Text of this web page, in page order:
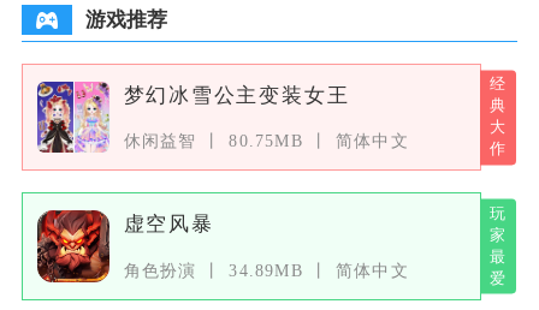
游戏推荐
梦幻冰雪公主变装女王
休闲益智 80.75MB 简体中文
虚空风暴
角色扮演 34.89MB 简体中文